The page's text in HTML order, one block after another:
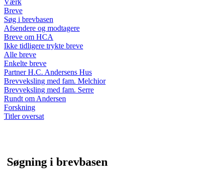
Breve
Søg i brevbasen
Afsendere og modtagere
Breve om HCA
Ikke tidligere trykte breve
Alle breve
Enkelte breve
Partner H.C. Andersens Hus
Brevveksling med fam. Melchior
Brevveksling med fam. Serre
Rundt om Andersen
Forskning
Titler oversat
Søgning i brevbasen